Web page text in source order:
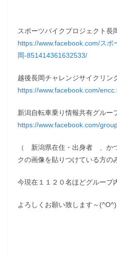
スポーツバイクプロジェク
https://www.facebook.com/スポ
岡-851414361632533/
越後長岡チャレンジサイク
https://www.facebook.com/
新潟自転車乗り情報共有グ
https://www.facebook.com/
（ 新潟県在住・出身者 、か
クの画像を貼りつけている方の
今現在１１２０名ほどグループ
よろしくお願い致します～(^O^)